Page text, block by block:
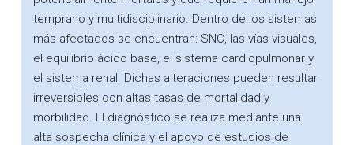
temprano y multidisciplinario. Dentro de los sistemas
más afectados se encuentran: SNC, las vías visuales,
el equilibrio ácido base, el sistema cardiopulmonar y
el sistema renal. Dichas alteraciones pueden resultar
irreversibles con altas tasas de mortalidad y
morbilidad. El diagnóstico se realiza mediante una
alta sospecha clínica y el apoyo de estudios de